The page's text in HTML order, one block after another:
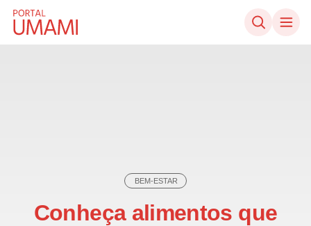
Ir direto ao conteúdo
BEM-ESTAR
Conheça alimentos que